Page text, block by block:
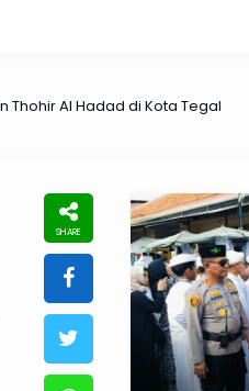
Thohir Al Hadad di Kota Tegal